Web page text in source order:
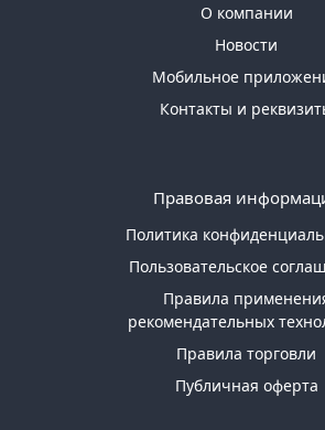
О компании
Новости
Мобильное
Контакты и
Правовая
Политика
Пользовательское
Правила
рекомендательных
Правила торговли
Публичная оферта